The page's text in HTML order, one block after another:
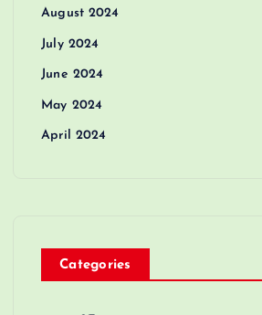
August 2024
July 2024
June 2024
May 2024
April 2024
Categories